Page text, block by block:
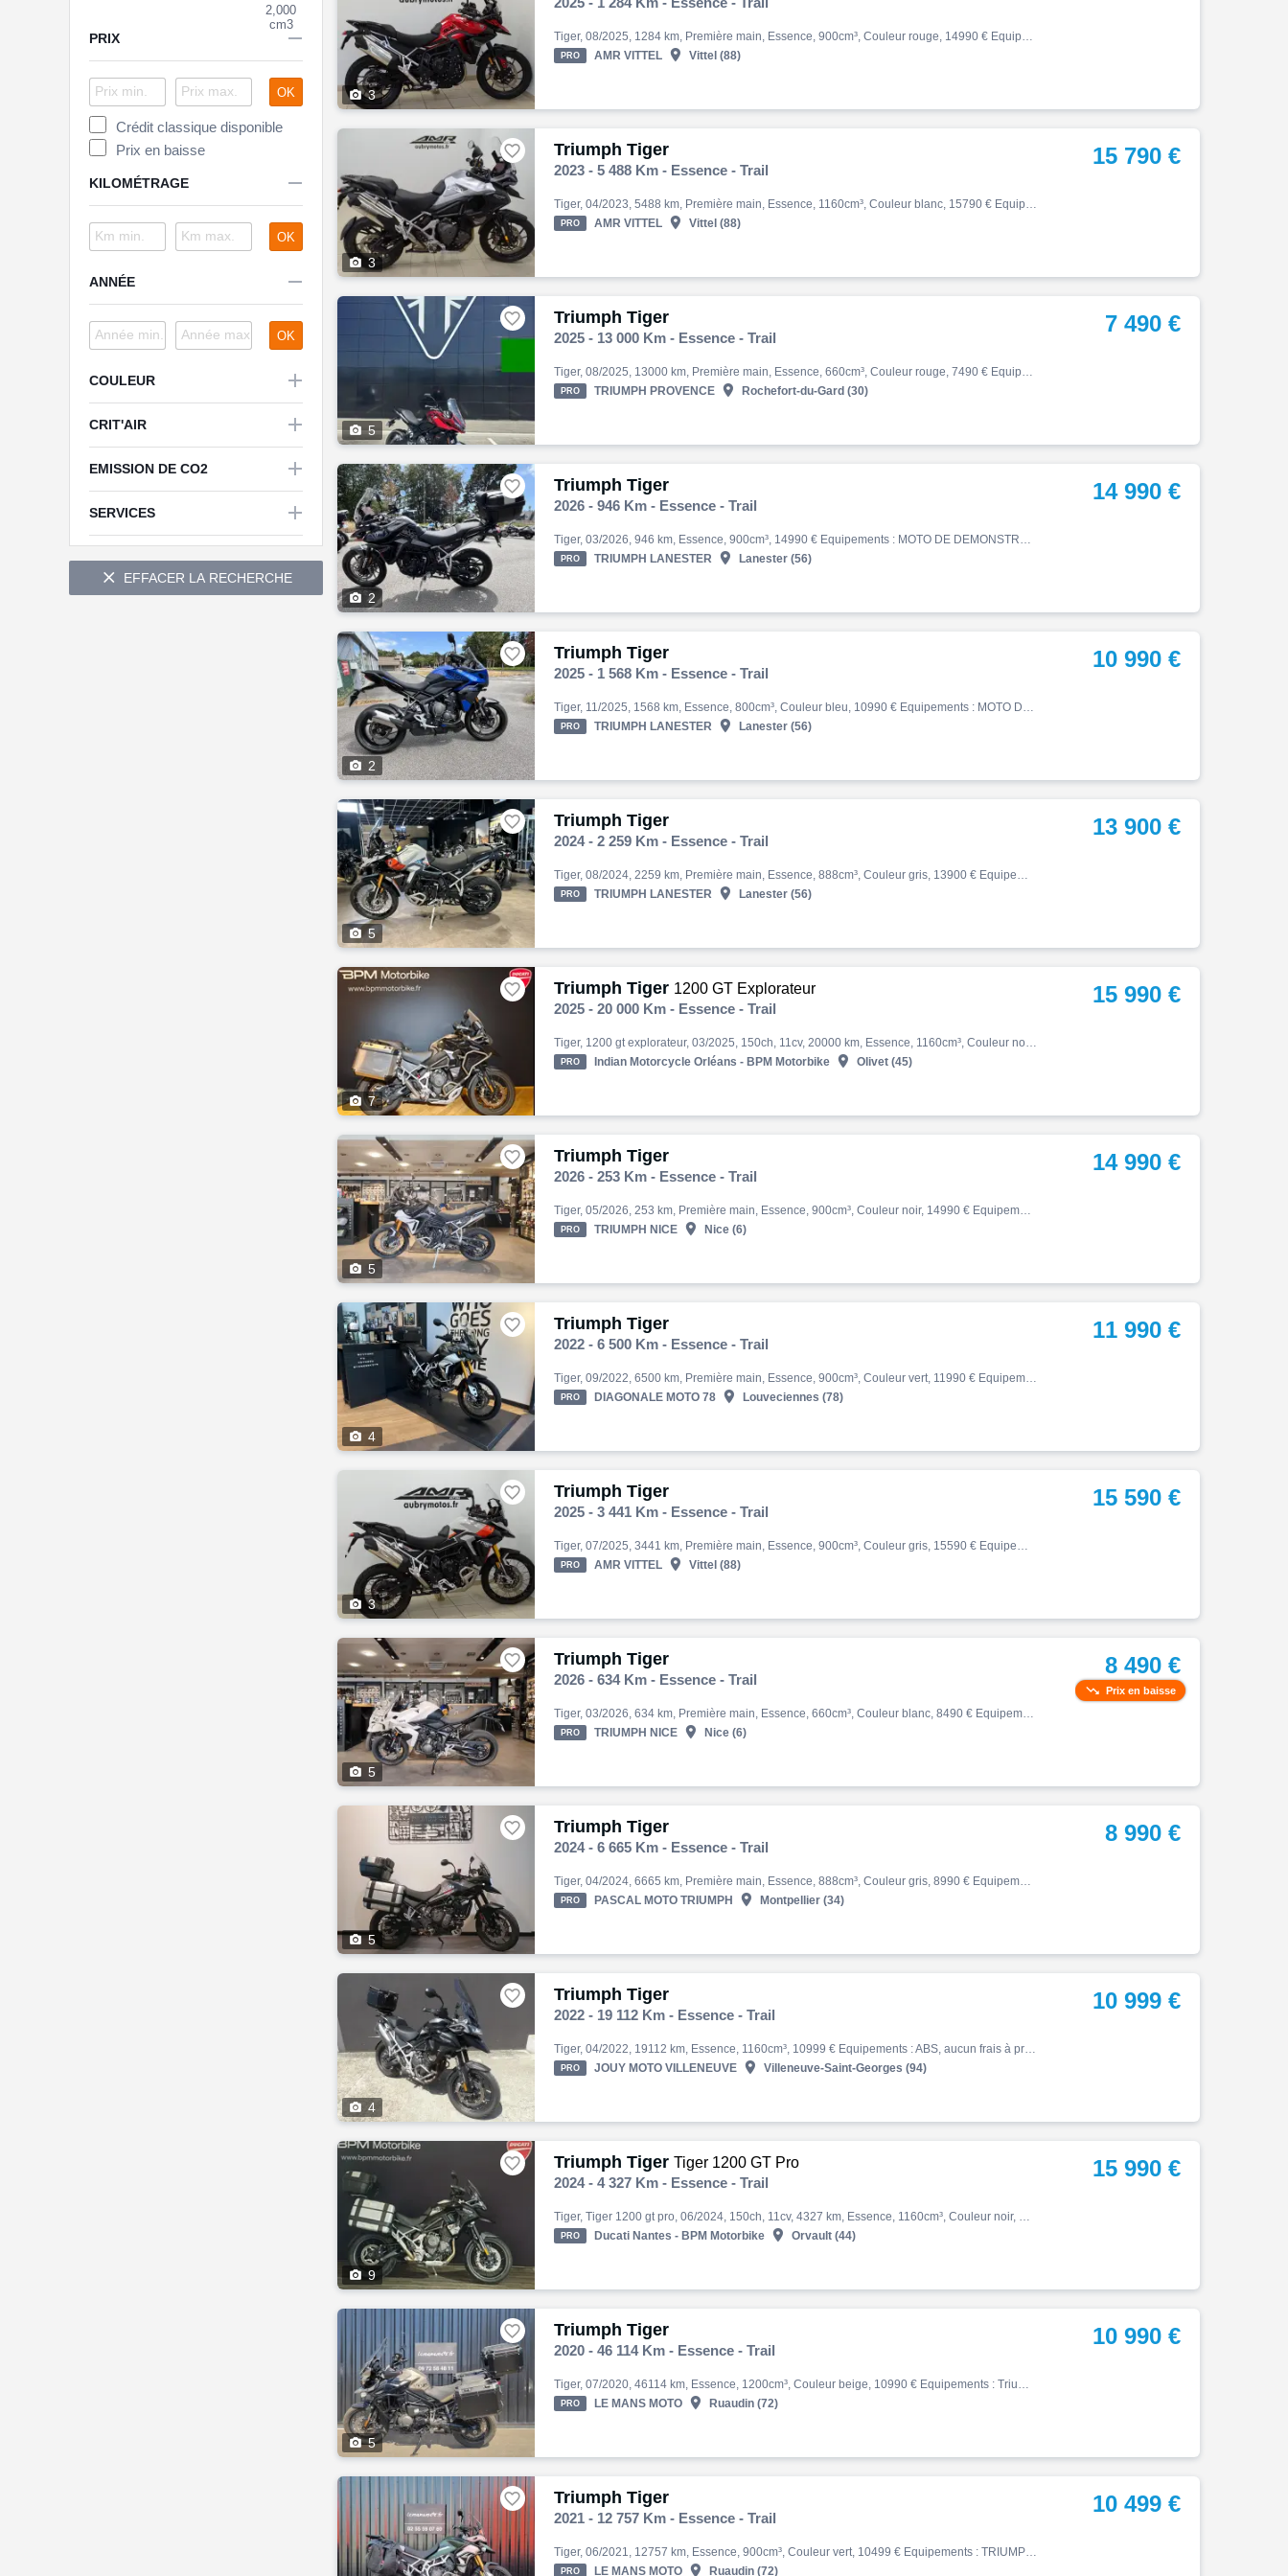
 3
Tiger, 08/2025, 1284 km, Première main, Essence, 900cm³, Couleur rouge, 14990 € Equipements : TRIUMPH TIGER 900 GT PRO ETAT NEUF - COLORIS CARNIVAL RED - MOTO DE DIRECTION - GARANTIE 2 ANS CONSTRUCTEUR - VENDUE NEUVE AMR VITTEL - ENTRETIENS REGULIERS AMR VITTEL - Dernier entreti…
PRO AMR VITTEL  Vittel (88)
 3
Triumph Tiger

2023 - 5 488 Km - Essence - Trail
Tiger, 04/2023, 5488 km, Première main, Essence, 1160cm³, Couleur blanc, 15790 € Equipements : TRIUMPH TIGER 1200 GT PRO EXCELLENT ETAT - COLORIS SNOWDONIA WHITE - MOTO DE DIRECTION GARANTIE 2 ANS - ENTRETIENS REGULIERS AMR VITTEL - DERNIER ENTRETIEN COMPLET FAIT AMR VITTEL 0 KM…
PRO AMR VITTEL  Vittel (88)
15 790 €
 5
Triumph Tiger

2025 - 13 000 Km - Essence - Trail
Tiger, 08/2025, 13000 km, Première main, Essence, 660cm³, Couleur rouge, 7490 € Equipements : TRIUMPH TIGER SPORT 660 Aucuns frais à prévoir, moto bon état D'origine est équipée : * Ordinateur de bord LCD * ABS * Étrier Nisin * Antipatinage En option sur cette moto : * Poignée c…
PRO TRIUMPH PROVENCE  Rochefort-du-Gard (30)
7 490 €
 2
Triumph Tiger

2026 - 946 Km - Essence - Trail
Tiger, 03/2026, 946 km, Essence, 900cm³, 14990 € Equipements : MOTO DE DEMONSTRATION EQUIPEE DES VALISES TREKKER TRIUMPH NEUVES, NON PRESENTES SUR LES PHOTOS. ,Compatible Permis A2,Disponible à l'essai,Garantie constructeur jusqu'au 07/03/2028 Toutes les occasions d'AXXESS MACHI…
PRO TRIUMPH LANESTER  Lanester (56)
14 990 €
 2
Triumph Tiger

2025 - 1 568 Km - Essence - Trail
Tiger, 11/2025, 1568 km, Essence, 800cm³, Couleur bleu, 10990 € Equipements : MOTO DE DEMONSTRATION ,Disponible à l'essai,Garantie constructeur jusqu'au 13/11/2025 Toutes les occasions d'AXXESS MACHINE sont révisées et garanties. Concessionnaire TRIUMPH à Lanester (56), Rennes (…
PRO TRIUMPH LANESTER  Lanester (56)
10 990 €
 5
Triumph Tiger

2024 - 2 259 Km - Essence - Trail
Tiger, 08/2024, 2259 km, Première main, Essence, 888cm³, Couleur gris, 13900 € Equipements : SUPERBE TIGER 900 RALLY PRO SERIE 2 - 108 CV - 1ERE MAIN - HISTORIQUE COMPLET TRIUMPH LANESTER (ACHAT ET ENTRETIEN) ,1ère main,Garantie 12 mois Toutes les occasions d'AXXESS MACHINE sont…
PRO TRIUMPH LANESTER  Lanester (56)
13 900 €
 7
Triumph Tiger 1200 GT Explorateur

2025 - 20 000 Km - Essence - Trail
Tiger, 1200 gt explorateur, 03/2025, 150ch, 11cv, 20000 km, Essence, 1160cm³, Couleur noir, Garantie 24 mois, 15990 € Equipements : Sapphire Black|arceaux de protection|longue portée|sabot moteur|Valise alu
PRO Indian Motorcycle Orléans - BPM Motorbike  Olivet (45)
15 990 €
 5
Triumph Tiger

2026 - 253 Km - Essence - Trail
Tiger, 05/2026, 253 km, Première main, Essence, 900cm³, Couleur noir, 14990 € Equipements : Triumph Tiger 900 Rally Pro *Couleur : Carbon Black / Sapphire Black *Kilométrage : 253 km *Options : -ABS -Antipatinage -Modes de conduite -Shifter Up and Down -Régulateur de vitesse -Fe…
PRO TRIUMPH NICE  Nice (6)
14 990 €
 4
Triumph Tiger

2022 - 6 500 Km - Essence - Trail
Tiger, 09/2022, 6500 km, Première main, Essence, 900cm³, Couleur vert, 11990 € Equipements : ABS,Anti-démarrage,Anti-patinage,Béquille centrale,Freinage couplé,Indicateur de rapport engagé,Peinture mat ,Poignées chauffantes,Prise 12V,Prise USB,Régulateur de vitesse,Shifter,Top c…
PRO DIAGONALE MOTO 78  Louveciennes (78)
11 990 €
 3
Triumph Tiger

2025 - 3 441 Km - Essence - Trail
Tiger, 07/2025, 3441 km, Première main, Essence, 900cm³, Couleur gris, 15590 € Equipements : TRIUMPH TIGER 900 RALLY PRO ETAT NEUF - COLORIS ASH GREY / INTENSE ORANGE - MOTO DE DIRECTION GARANTIE 2 ANS CONSTRUCTEUR - VENDUE NEUVE AMR VITTEL - ENTRETIENS REGULIERS AMR VITTEL - De…
PRO AMR VITTEL  Vittel (88)
15 590 €
 5
Triumph Tiger

2026 - 634 Km - Essence - Trail
Tiger, 03/2026, 634 km, Première main, Essence, 660cm³, Couleur blanc, 8490 € Equipements : Triumph Tiger Sport 660 *Couleur : Pure White *Kilométrage : 634 km *Options : -ABS -Antipatinage -Modes de conduite -Poignée passager -Bridée A2 Moto révisée et contrôlée dans notre atel…
PRO TRIUMPH NICE  Nice (6)
8 490 €
Prix en baisse
 5
Triumph Tiger

2024 - 6 665 Km - Essence - Trail
Tiger, 04/2024, 6665 km, Première main, Essence, 888cm³, Couleur gris, 8990 € Equipements : 1ere main, Parfait état, Entretien à jour (historique complet) - Valises - Top case - Crash bar - Sabot alu - Anti brouillard - Pare main Financement et assurance possible ABS,Anti-démarr…
PRO PASCAL MOTO TRIUMPH  Montpellier (34)
8 990 €
 4
Triumph Tiger

2022 - 19 112 Km - Essence - Trail
Tiger, 04/2022, 19112 km, Essence, 1160cm³, 10999 € Equipements : ABS, aucun frais à prévoir, très bon état, VERSION GT PRO Options : top case, pares-carters, feux additionnels. Reprise et financement possible. Visible au 224 rue de Paris 94190 Villeneuve Saint Georges. chez Jou…
PRO JOUY MOTO VILLENEUVE  Villeneuve-Saint-Georges (94)
10 999 €
 9
Triumph Tiger Tiger 1200 GT Pro

2024 - 4 327 Km - Essence - Trail
Tiger, Tiger 1200 gt pro, 06/2024, 150ch, 11cv, 4327 km, Essence, 1160cm³, Couleur noir, Garantie 24 mois, 15990 € Equipements : Sapphire Black|TOP CASE|VALISES|ABS|Accélérateur électronique|Aide au démarrage en côte|Antidémarrage électronique|Antipatinage|Bequille centrale|Bequ…
PRO Ducati Nantes - BPM Motorbike  Orvault (44)
15 990 €
 5
Triumph Tiger

2020 - 46 114 Km - Essence - Trail
Tiger, 07/2020, 46114 km, Essence, 1200cm³, Couleur beige, 10990 € Equipements : Triumph Tiger 1200 désert édition beige mise en circulation le 08/07/2020. Entretien à jour pas de frais à prévoir. Factures et doubles des clés en notre possession. En équipement: bagagerie complèt…
PRO LE MANS MOTO  Ruaudin (72)
10 990 €
Triumph Tiger

2021 - 12 757 Km - Essence - Trail
Tiger, 06/2021, 12757 km, Essence, 900cm³, Couleur vert, 10499 € Equipements : TRIUMPH TIGER 900 RALLY PRO. Mise en circulation 06/2021. Entretien à jour. Sacoches souples, Support top case, Crash bar, Pare-carters, Poignées chauffantes, Selle chauffante, Régulateur de vitesse, …
PRO LE MANS MOTO  Ruaudin (72)
10 499 €
2,000
cm3
PRIX 
OK
Crédit classique disponible
Prix en baisse
KILOMÉTRAGE 
OK
ANNÉE 
OK
COULEUR 
CRIT'AIR 
EMISSION DE CO2 
SERVICES 

 EFFACER LA RECHERCHE